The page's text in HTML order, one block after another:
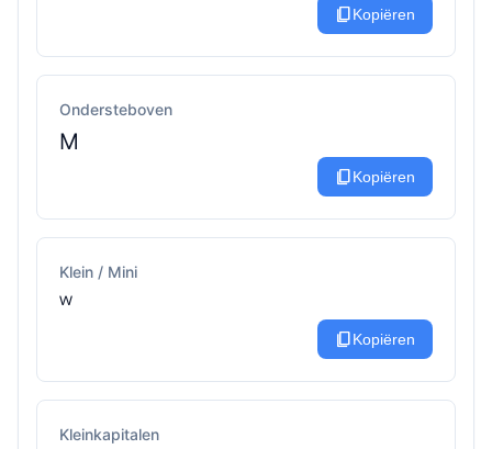
content_copyKopiëren
Ondersteboven
M
content_copyKopiëren
Klein / Mini
ᵂ
content_copyKopiëren
Kleinkapitalen